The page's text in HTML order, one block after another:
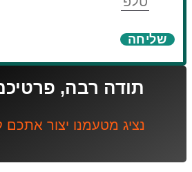
שליחה
תודה רבה,
נציג מטעמנו יצור